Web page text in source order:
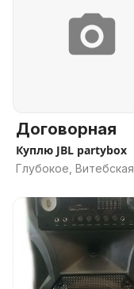
Договорная
Куплю JBL partybox
Глубокое, Витебская